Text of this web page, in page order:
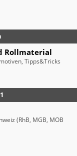
Rollmaterial
Tipps&Tricks
(RhB, MGB, MOB